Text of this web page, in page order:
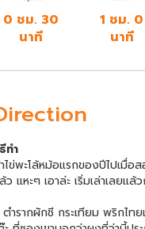
0 ชม. 30
นาที
1 ชม. 0
นาที
ทำ
ไข่พะโล้หม้อแรกของปีไปเมื่
ว แหะๆ เอาล่ะ เริ่มเล่าเลยแล้
ตำรากผักชี กระเทียม พริกไท